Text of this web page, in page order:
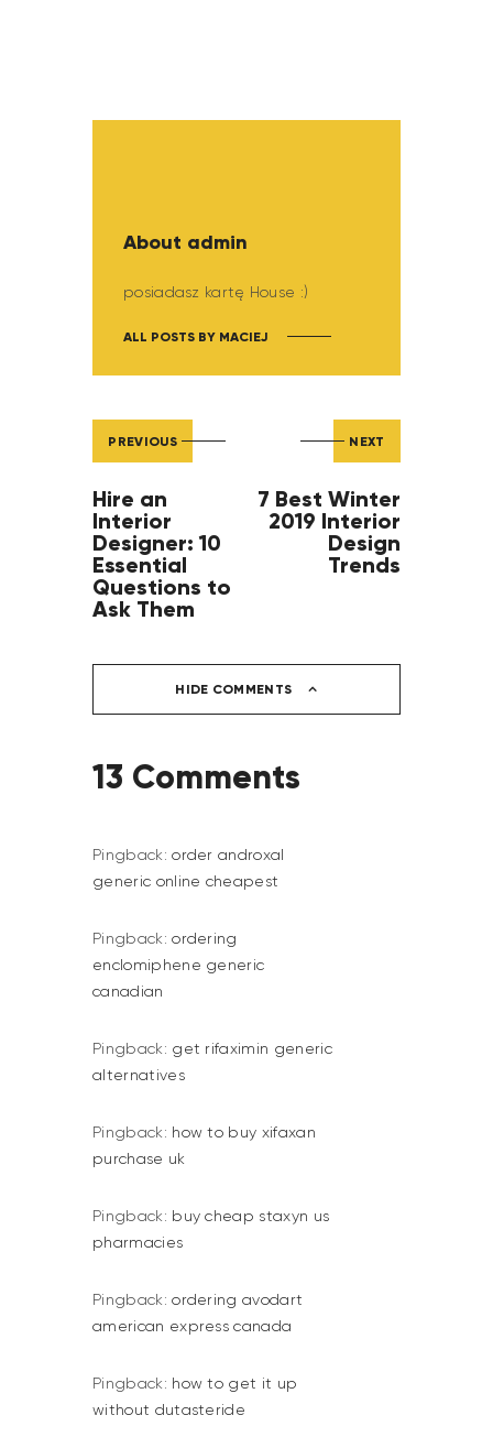
PREVIOUS
Hire an
Interior
Designer: 10
Essential
Questions to
Ask Them
NEXT
7 Best Winter
2019 Interior
Design
Trends
About admin
posiadasz kartę House :)
ALL POSTS BY MACIEJ
HIDE COMMENTS
13 Comments
Pingback:order androxal
generic online cheapest
Pingback:ordering
enclomiphene generic
canadian
Pingback: get rifaximin generic
alternatives
Pingback: how to buy xifaxan
purchase uk
Pingback: buy cheap staxyn us
pharmacies
Pingback:ordering avodart
american express canada
Pingback: how to get it up
without dutasteride